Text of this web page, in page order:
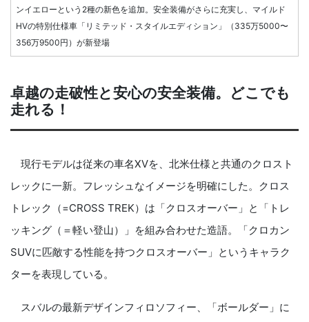
ンイエローという2種の新色を追加。安全装備がさらに充実し、マイルド
HVの特別仕様車「リミテッド・スタイルエディション」（335万5000〜
356万9500円）が新登場
卓越の走破性と安心の安全装備。どこでも
走れる！
現行モデルは従来の車名XVを、北米仕様と共通のクロスト
レックに一新。フレッシュなイメージを明確にした。クロス
トレック（=CROSS TREK）は「クロスオーバー」と「トレ
ッキング（＝軽い登山）」を組み合わせた造語。「クロカン
SUVに匹敵する性能を持つクロスオーバー」というキャラク
ターを表現している。
スバルの最新デザインフィロソフィー、「ボールダー」に